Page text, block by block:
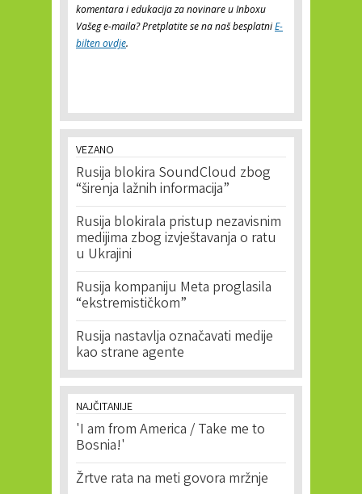
komentara i edukacija za novinare u Inboxu
Vašeg e-maila? Pretplatite se na naš besplatniE-
bilten ovdje.
VEZANO
Rusija blokira SoundCloud zbog
“širenja lažnih informacija”
Rusija blokirala pristup nezavisnim
medijima zbog izvještavanja o ratu
u Ukrajini
Rusija kompaniju Meta proglasila
“ekstremističkom”
Rusija nastavlja označavati medije
kao strane agente
NAJČITANIJE
'I am from America / Take me to
Bosnia!'
Žrtve rata na meti govora mržnje